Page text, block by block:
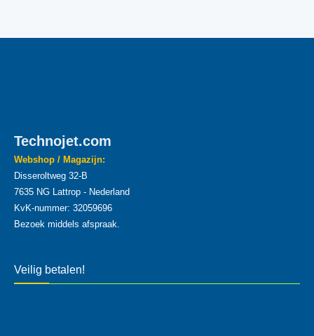
Technojet.com
Webshop / Magazijn:
Disseroltweg 32-B
7635 NG Lattrop - Nederland
KvK-nummer: 32059696
Bezoek middels afspraak.
Veilig betalen!